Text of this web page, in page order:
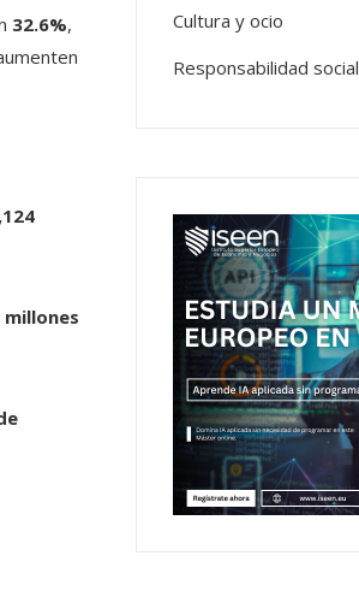
32.6%,
Cultura y ocio
Responsabilidad social